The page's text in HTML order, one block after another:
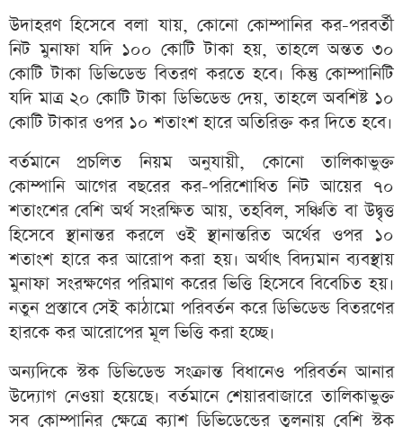
উদাহরণ হিসেবে বলা যায়, কোনো কোম্পানির কর-পরবর্তী
নিট মুনাফা যদি ১০০ কোটি টাকা হয়, তাহলে অন্তত ৩০
কোটি টাকা ডিভিডেন্ড বিতরণ করতে হবে। কিন্তু কোম্পানিটি
যদি মাত্র ২০ কোটি টাকা ডিভিডেন্ড দেয়, তাহলে অবশিষ্ট ১০
কোটি টাকার ওপর ১০ শতাংশ হারে অতিরিক্ত কর দিতে হবে।
বর্তমানে প্রচলিত নিয়ম অনুযায়ী, কোনো তালিকাভুক্ত
কোম্পানি আগের বছরের কর-পরিশোধিত নিট আয়ের ৭০
শতাংশের বেশি অর্থ সংরক্ষিত আয়, তহবিল, সঞ্চিতি বা উদ্বৃত্ত
হিসেবে স্থানান্তর করলে ওই স্থানান্তরিত অর্থের ওপর ১০
শতাংশ হারে কর আরোপ করা হয়। অর্থাৎ বিদ্যমান ব্যবস্থায়
মুনাফা সংরক্ষণের পরিমাণ করের ভিত্তি হিসেবে বিবেচিত হয়।
নতুন প্রস্তাবে সেই কাঠামো পরিবর্তন করে ডিভিডেন্ড বিতরণের
হারকে কর আরোপের মূল ভিত্তি করা হচ্ছে।
অন্যদিকে স্টক ডিভিডেন্ড সংক্রান্ত বিধানেও পরিবর্তন আনার
উদ্যোগ নেওয়া হয়েছে। বর্তমানে শেয়ারবাজারে তালিকাভুক্ত
সব কোম্পানির ক্ষেত্রে ক্যাশ ডিভিডেন্ডের তুলনায় বেশি স্টক